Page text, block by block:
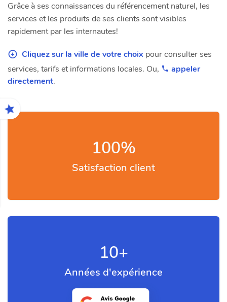
Grâce à ses connaissances du référencement naturel, les
services et les produits de ses clients sont visibles
rapidement par les internautes!
Cliquez sur la ville de votre choix pour consulter ses
services, tarifs et informations locales. Ou,
appeler
directement.
100%
Satisfaction client
10+
Années d'expérience